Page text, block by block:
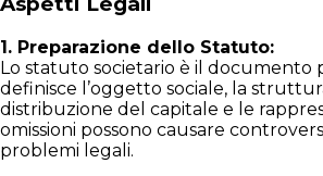
1. Preparazione dello Statuto:
Lo statuto societario è il documento
definisce l’oggetto sociale, la
distribuzione del capitale e le
omissioni possono causare
problemi legali.